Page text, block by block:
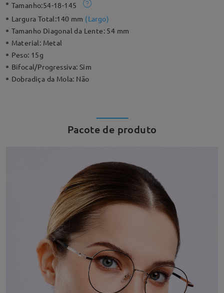
Tamanho:54-18-145
Largura Total:140 mm (Largo)
Tamanho Diagonal da Lente: 54 mm
Material: Metal
Peso: 15g
Bifocal/Progressiva:Sim
Dobradiça da Mola: Não
Pacote de produto